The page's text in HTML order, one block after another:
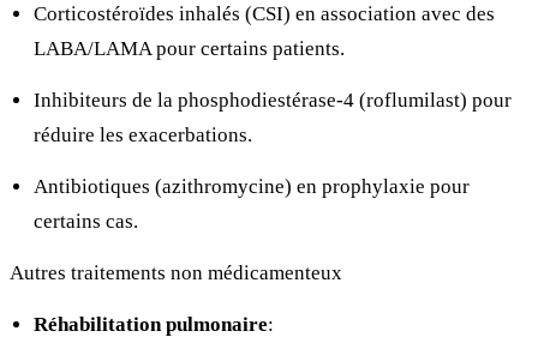
Corticostéroïdes inhalés (CSI) en association avec des
LABA/LAMA pour certains patients.
Inhibiteurs de la phosphodiestérase-4 (roflumilast) pour
réduire les exacerbations.
Antibiotiques (azithromycine) en prophylaxie pour
certains cas.
Autres traitements non médicamenteux
Réhabilitation pulmonaire: